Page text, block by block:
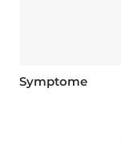
Symptome